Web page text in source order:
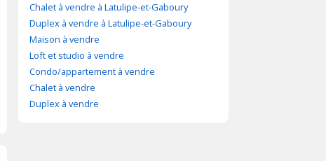
Chalet à vendre à Latulipe-et-Gaboury
Duplex à vendre à Latulipe-et-Gaboury
Maison à vendre
Loft et studio à vendre
Condo/appartement à vendre
Chalet à vendre
Duplex à vendre